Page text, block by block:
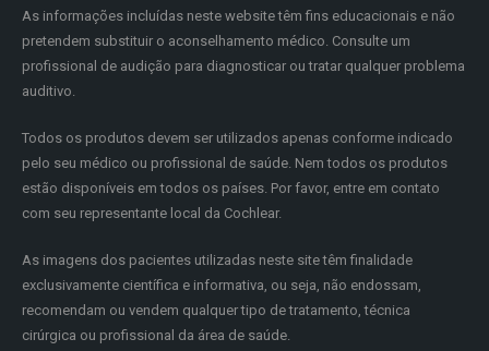
As informações incluídas neste website têm fins educacionais e não
pretendem substituir o aconselhamento médico. Consulte um
profissional de audição para diagnosticar ou tratar qualquer problema
auditivo.
Todos os produtos devem ser utilizados apenas conforme indicado
pelo seu médico ou profissional de saúde. Nem todos os produtos
estão disponíveis em todos os países. Por favor, entre em contato
com seu representante local da Cochlear.
As imagens dos pacientes utilizadas neste site têm finalidade
exclusivamente científica e informativa, ou seja, não endossam,
recomendam ou vendem qualquer tipo de tratamento, técnica
cirúrgica ou profissional da área de saúde.